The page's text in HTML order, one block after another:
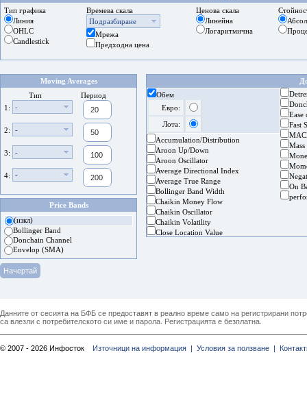
Тип графика
Линия
OHLC
Candlestick
Времева скала
Подразбиране
Мрежа
Предходна цена
Ценова скала
Линейна
Логаритмична
Moving Averages
Тип
Период
1:
-
2: -
3: -
4: -
Price Bands
(изкл)
Bollinger Band
Donchain Channel
Envelop (SMA)
Обем
Евро:
Лота:
Accumulation/Distribution
Aroon Up/Down
Aroon Oscillator
Average Directional Index
Average True Range
Bollinger Band Width
Chaikin Money Flow
Chaikin Oscillator
Chaikin Volatility
Close Location Value
Ease
Fast
On
Данните от сесията на БФБ се предоставят в реално време само на регистрирани
са влезли с потребителското си име и парола. Регистрацията е безплатна.
© 2007 - 2026 Инфосток Източници на информация | Условия за ползване |